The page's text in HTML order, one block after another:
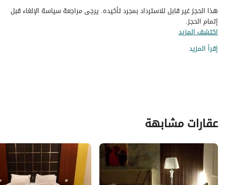
هذا الحجز غير قابل للاسترداد بمجرد تأكيده. يرجى مراجعة سياسة الإلغاء قبل
إتمام الحجز.
اكتشف المزيد
إقرأ المزيد
عقارات مشابهة